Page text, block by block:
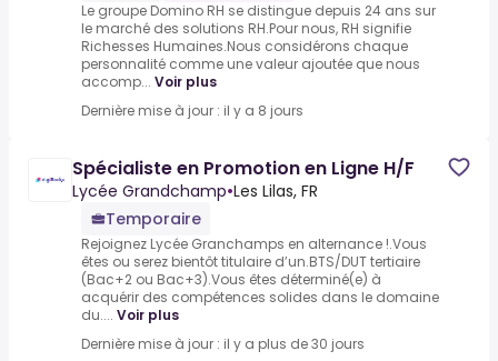
Le groupe Domino RH se distingue depuis 24 ans sur
le marché des solutions RH.Pour nous, RH signifie
Richesses Humaines.Nous considérons chaque
personnalité comme une valeur ajoutée que nous
accomp... Voir plus
Dernière mise à jour : il y a 8 jours
Spécialiste en Promotion en Ligne H/F
Lycée Grandchamp•Les Lilas, FR
Temporaire
Rejoignez Lycée Granchamps en alternance !.Vous
êtes ou serez bientôt titulaire d’un.BTS/DUT tertiaire
(Bac+2 ou Bac+3).Vous êtes déterminé(e) à
acquérir des compétences solides dans le domaine
du.... Voir plus
Dernière mise à jour : il y a plus de 30 jours